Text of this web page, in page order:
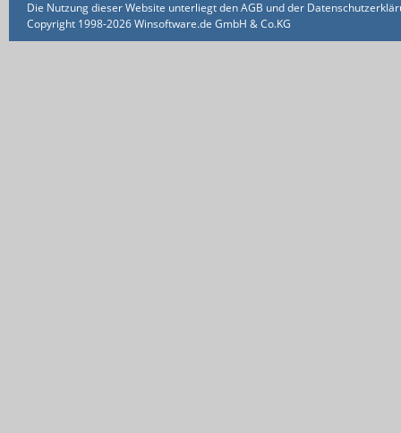
Die Nutzung dieser Website unterliegt den AGB und der
Copyright 1998-2026 Winsoftware.de GmbH & Co.KG